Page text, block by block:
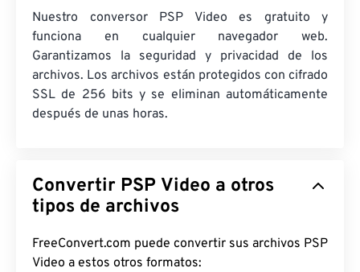
Nuestro conversor PSP Video es gratuito y
funciona en cualquier navegador web.
Garantizamos la seguridad y privacidad de los
archivos. Los archivos están protegidos con cifrado
SSL de 256 bits y se eliminan automáticamente
después de unas horas.
Convertir PSP Video a otros
tipos de archivos
FreeConvert.com puede convertir sus archivos PSP
Video a estos otros formatos: